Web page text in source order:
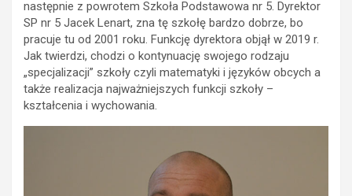
następnie z powrotem Szkoła Podstawowa nr 5. Dyrektor
SP nr 5 Jacek Lenart, zna tę szkołę bardzo dobrze, bo
pracuje tu od 2001 roku. Funkcję dyrektora objął w 2019 r.
Jak twierdzi, chodzi o kontynuację swojego rodzaju
„specjalizacji” szkoły czyli matematyki i języków obcych a
także realizacja najważniejszych funkcji szkoły –
kształcenia i wychowania.